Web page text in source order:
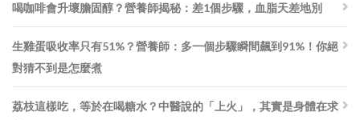
喝咖啡會升壞膽固醇？營養師揭秘：差1個步驟，血脂天差地別
生雞蛋吸收率只有51%？營養師：多一個步驟瞬間飆到91%！你絕
對猜不到是怎麼煮
荔枝這樣吃，等於在喝糖水？中醫說的「上火」，其實是身體在求